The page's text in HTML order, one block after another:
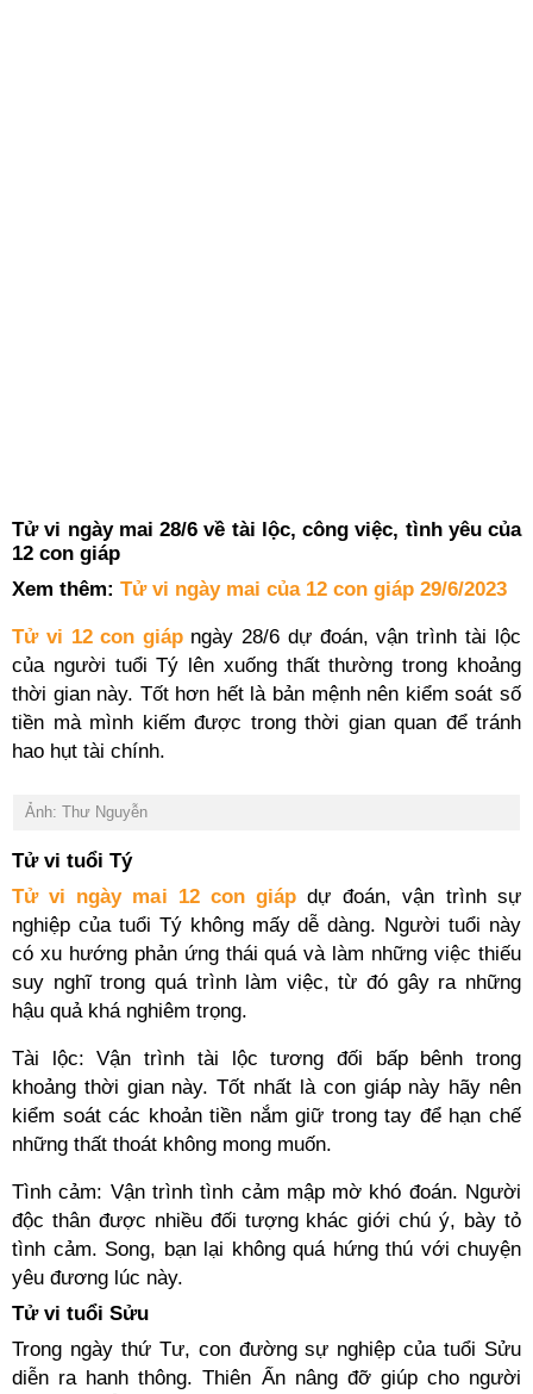
Tử vi ngày mai 28/6 về tài lộc, công việc, tình yêu của
12 con giáp
Xem thêm: Tử vi ngày mai của 12 con giáp 29/6/2023
Tử vi 12 con giáp ngày 28/6 dự đoán, vận trình tài lộc
của người tuổi Tý lên xuống thất thường trong khoảng
thời gian này. Tốt hơn hết là bản mệnh nên kiểm soát số
tiền mà mình kiếm được trong thời gian quan để tránh
hao hụt tài chính.
Ảnh: Thư Nguyễn
Tử vi tuổi Tý
Tử vi ngày mai 12 con giáp dự đoán, vận trình sự
nghiệp của tuổi Tý không mấy dễ dàng. Người tuổi này
có xu hướng phản ứng thái quá và làm những việc thiếu
suy nghĩ trong quá trình làm việc, từ đó gây ra những
hậu quả khá nghiêm trọng.
Tài lộc: Vận trình tài lộc tương đối bấp bênh trong
khoảng thời gian này. Tốt nhất là con giáp này hãy nên
kiểm soát các khoản tiền nắm giữ trong tay để hạn chế
những thất thoát không mong muốn.
Tình cảm: Vận trình tình cảm mập mờ khó đoán. Người
độc thân được nhiều đối tượng khác giới chú ý, bày tỏ
tình cảm. Song, bạn lại không quá hứng thú với chuyện
yêu đương lúc này.
Tử vi tuổi Sửu
Trong ngày thứ Tư, con đường sự nghiệp của tuổi Sửu
diễn ra hanh thông. Thiên Ấn nâng đỡ giúp cho người